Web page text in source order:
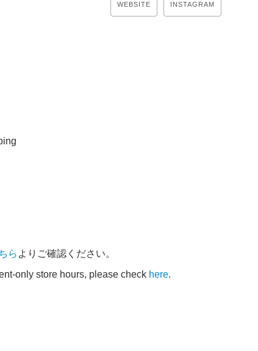
WEBSITE INSTAGRAM
ら よりご確認ください。
only store hours, please check here.